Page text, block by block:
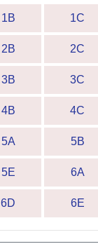
1B 1C
2B 2C
3B 3C
4B 4C
5A 5B
5E 6A
6D 6E